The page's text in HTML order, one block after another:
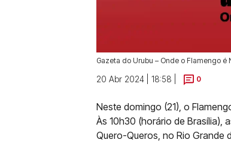
Gazeta do Urubu – Onde o Flamengo é
20 Abr 2024 | 18:58 | 0
Neste domingo (21), o
Às 10h30 (horário de Brasília),
Quero-Queros, no Rio Grande